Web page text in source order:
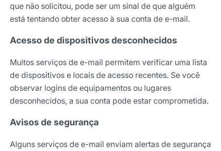
que não solicitou, pode ser um sinal de que alguém
está tentando obter acesso à sua conta de e-mail.
Acesso de dispositivos desconhecidos
Muitos serviços de e-mail permitem verificar uma lista
de dispositivos e locais de acesso recentes. Se você
observar logins de equipamentos ou lugares
desconhecidos, a sua conta pode estar comprometida.
Avisos de segurança
Alguns serviços de e-mail enviam alertas de segurança